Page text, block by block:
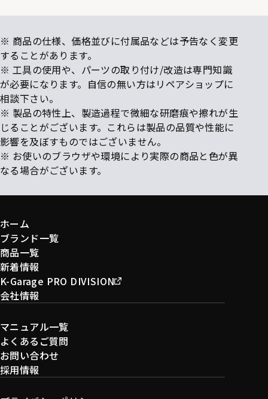
※ 商品の仕様、価格並びに付属品などは予告なく変更
することがあります。
※ 工具の使用や、パーツの取り付け/改造は専門知識
が必要になります。自信の無い方はリペアショップに
相談下さい。
※ 製品の特性上、製造過程で微細な研磨痕や擦れが生
じることがございます。これらは製品の品質や性能に
影響を及ぼすものではございません。
※ お使いのブラウザや環境により実際の商品と色が異
なる場合がございます。
ホーム
ブランド一覧
商品一覧
新着情報
K-Garage PRO DIVISION
会社情報
マニュアル一覧
よくあるご質問
お問い合わせ
採用情報